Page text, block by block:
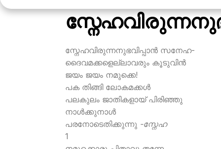
സ്നേഹവിരുന്നനുഭവിപ്പാന്‍ സനേഹ-
ദൈവമക്കളെല്ലാവരും കൂടുവിന്‍
ജയം ജയം നമുക്കെ!
പക തിങ്ങി ലോകമക്കള്‍
പലകുലം ജാതികളായ് പിരിഞ്ഞു
നാള്‍ക്കുനാള്‍
പരനോടെതിക്കുന്നു -സ്നേഹ
1